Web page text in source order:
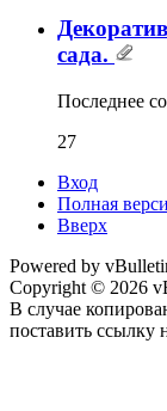
сада.
Последнее
27
Вход
Полная
Вверх
Powered by
Copyright © 2026
В случае
поставить ссылку